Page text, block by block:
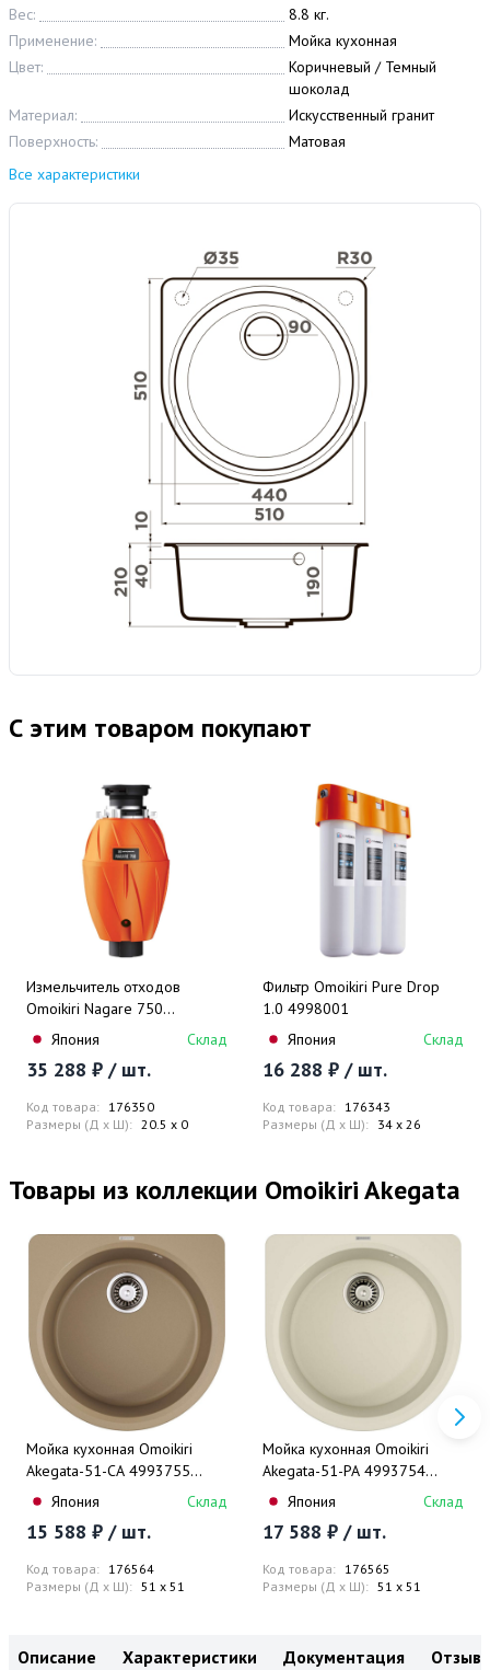
Вес:
8.8 кг.
Применение:
Мойка кухонная
Цвет:
Коричневый / Темный
шоколад
Материал:
Искусственный гранит
Поверхность:
Матовая
Все характеристики
С этим товаром покупают
Измельчитель отходов
Omoikiri Nagare 750
4995059
Япония Склад
35 288 ₽ / шт.
Код товара: 176350
Размеры (Д x Ш): 20.5 x 0
Фильтр Omoikiri Pure Drop
1.0 4998001
Япония
Склад
16 288 ₽ / шт.
Код товара: 176343
Размеры (Д x Ш): 34 x 26
Товары из коллекции Omoikiri Akegata
Мойка кухонная Omoikiri
Akegata-51-CA 4993755
51x51 (карамель)
Япония Склад
15 588 ₽ / шт.
Код товара: 176564
Размеры (Д x Ш): 51 x 51
Мойка кухонная Omoikiri
Akegata-51-PA 4993754
51x51 (пастила)
Япония Склад
17 588 ₽ / шт.
Код товара: 176565
Размеры (Д x Ш): 51 x 51
Описание Характеристики Документация